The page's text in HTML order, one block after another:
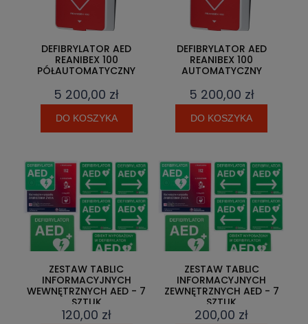
DEFIBRYLATOR AED
REANIBEX 100
PÓŁAUTOMATYCZNY
5 200,00 zł
DO KOSZYKA
DEFIBRYLATOR AED
REANIBEX 100
AUTOMATYCZNY
5 200,00 zł
DO KOSZYKA
ZESTAW TABLIC
INFORMACYJNYCH
WEWNĘTRZNYCH AED - 7
SZTUK
120,00 zł
ZESTAW TABLIC
INFORMACYJNYCH
ZEWNĘTRZNYCH AED - 7
SZTUK
200,00 zł